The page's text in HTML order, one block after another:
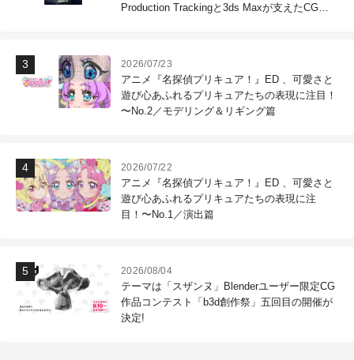
Production Trackingと3ds Maxが支えたCG制
2026/07/23
アニメ『名探偵プリキュア！』ED 、可愛さと
遊び心あふれるプリキュアたちの表現に注目！
〜No.2／モデリング＆リギング篇
2026/07/22
アニメ『名探偵プリキュア！』ED 、可愛さと
遊び心あふれるプリキュアたちの表現に注
目！〜No.1／演出篇
2026/08/04
テーマは「スザンヌ」Blenderユーザー限定CG
作品コンテスト「b3d創作祭」五回目の開催が
決定!